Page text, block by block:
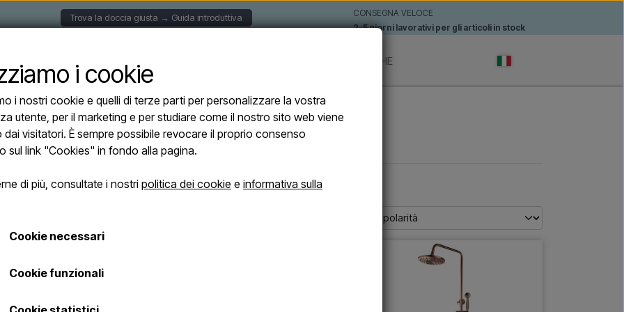
Trova la doccia giusta → Guida introduttiva
CONSEGNA VELOCE
2-5 giorni lavorativi per gli articoli in stock
MARCHE
Idrico Nome del marchio
i cookie
i nostri cookie e quelli di terze parti per personalizzare la vostra
utente, per il marketing e per studiare come il nostro sito web viene
dai visitatori. È sempre possibile revocare il proprio consenso
sul link "Cookies" in fondo alla pagina.
di più, consultate i nostri politica dei cookie e informativa sulla
Cookie necessari
Cookie funzionali